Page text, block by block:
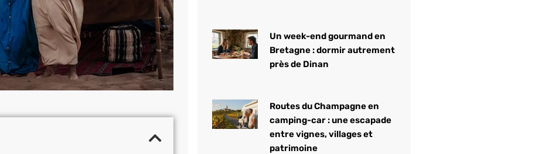
Un week-end gourmand en
Bretagne : dormir autrement
près de Dinan
Routes du Champagne en
camping-car : une escapade
entre vignes, villages et
patrimoine